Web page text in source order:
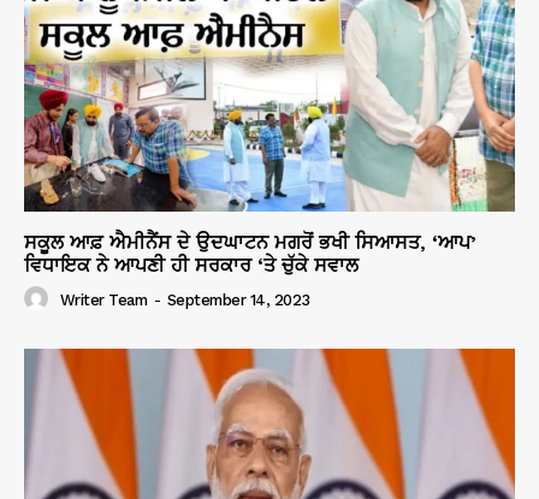
ਸਕੂਲ ਆਫ਼ ਐਮੀਨੈਂਸ ਦੇ ਉਦਘਾਟਨ ਮਗਰੋਂ ਭਖੀ ਸਿਆਸਤ, ‘ਆਪ’
ਵਿਧਾਇਕ ਨੇ ਆਪਣੀ ਹੀ ਸਰਕਾਰ ‘ਤੇ ਚੁੱਕੇ ਸਵਾਲ
Writer Team - September 14, 2023